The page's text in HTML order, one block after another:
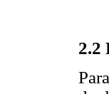
2.2